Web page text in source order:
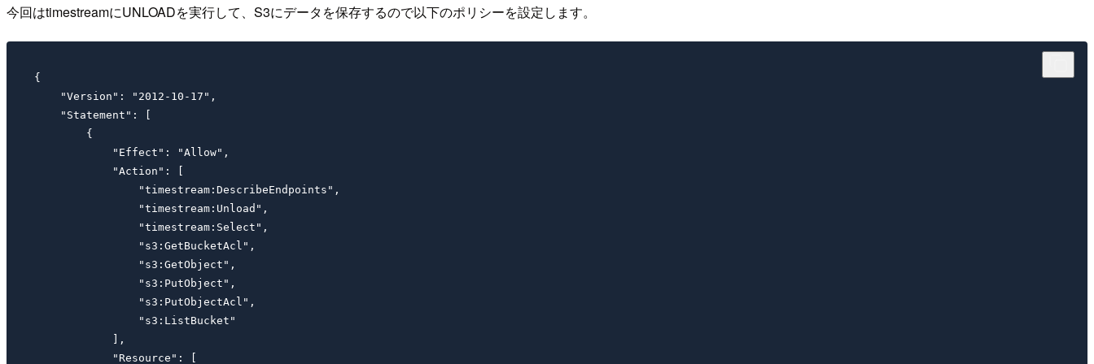
今回はtimestreamにUNLOADを実行して、S3にデータを保存するので以下のポリシーを設定します。
{
    "Version": "2012-10-17",
    "Statement": [
        {
            "Effect": "Allow",
            "Action": [
                "timestream:DescribeEndpoints",
                "timestream:Unload",
                "timestream:Select",
                "s3:GetBucketAcl",
                "s3:GetObject",
                "s3:PutObject",
                "s3:PutObjectAcl",
                "s3:ListBucket"
            ],
            "Resource": [